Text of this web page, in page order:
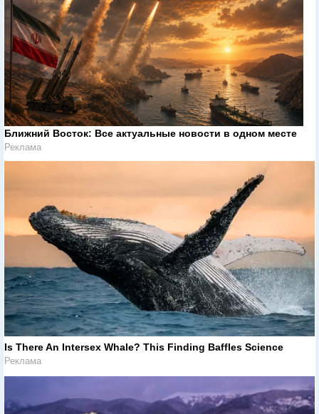
Ближний Восток: Все актуальные новости в одном месте
Реклама
Is There An Intersex Whale? This Finding Baffles Science
Реклама